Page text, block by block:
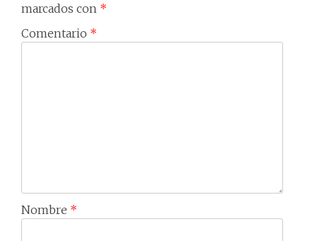
marcados con *
Comentario *
Nombre *